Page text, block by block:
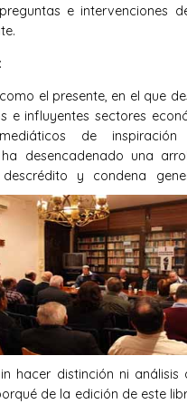
e intervenciones
el presente, en el que
e influyentes sectores
de inspiración
desencadenado una
y condena
hacer distinción ni análisis
de la edición de este